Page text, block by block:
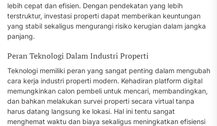
lebih cepat dan efisien. Dengan pendekatan yang lebih
terstruktur, investasi properti dapat memberikan keuntungan
yang stabil sekaligus mengurangi risiko kerugian dalam jangka
panjang.
Peran Teknologi Dalam Industri Properti
Teknologi memiliki peran yang sangat penting dalam mengubah
cara kerja industri properti modern. Kehadiran platform digital
memungkinkan calon pembeli untuk mencari, membandingkan,
dan bahkan melakukan survei properti secara virtual tanpa
harus datang langsung ke lokasi. Hal ini tentu sangat
menghemat waktu dan biaya sekaligus meningkatkan efisiensi